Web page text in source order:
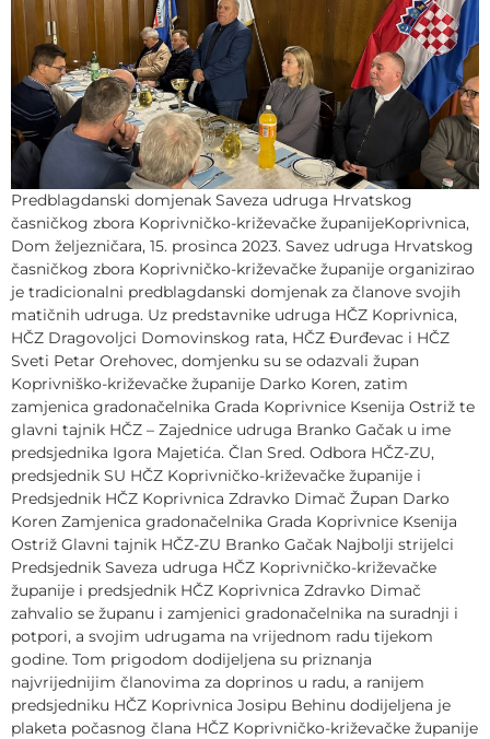
Predblagdanski domjenak Saveza udruga Hrvatskog
časničkog zbora Koprivničko-križevačke županijeKoprivnica,
Dom željezničara, 15. prosinca 2023. Savez udruga Hrvatskog
časničkog zbora Koprivničko-križevačke županije organizirao
je tradicionalni predblagdanski domjenak za članove svojih
matičnih udruga. Uz predstavnike udruga HČZ Koprivnica,
HČZ Dragovoljci Domovinskog rata, HČZ Đurđevac i HČZ
Sveti Petar Orehovec, domjenku su se odazvali župan
Koprivniško-križevačke županije Darko Koren, zatim
zamjenica gradonačelnika Grada Koprivnice Ksenija Ostriž te
glavni tajnik HČZ – Zajednice udruga Branko Gačak u ime
predsjednika Igora Majetića. Član Sred. Odbora HČZ-ZU,
predsjednik SU HČZ Koprivničko-križevačke županije i
Predsjednik HČZ Koprivnica Zdravko Dimač Župan Darko
Koren Zamjenica gradonačelnika Grada Koprivnice Ksenija
Ostriž Glavni tajnik HČZ-ZU Branko Gačak Najbolji strijelci
Predsjednik Saveza udruga HČZ Koprivničko-križevačke
županije i predsjednik HČZ Koprivnica Zdravko Dimač
zahvalio se županu i zamjenici gradonačelnika na suradnji i
potpori, a svojim udrugama na vrijednom radu tijekom
godine. Tom prigodom dodijeljena su priznanja
najvrijednijim članovima za doprinos u radu, a ranijem
predsjedniku HČZ Koprivnica Josipu Behinu dodijeljena je
plaketa počasnog člana HČZ Koprivničko-križevačke županije